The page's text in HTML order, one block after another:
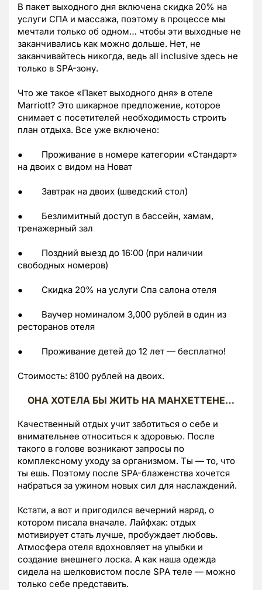
В пакет выходного дня включена скидка 20% на
услуги СПА и массажа, поэтому в процессе мы
мечтали только об одном… чтобы эти выходные не
заканчивались как можно дольше. Нет, не
заканчивайтесь никогда, ведь all inclusive здесь не
только в SPA-зону.
Что же такое «Пакет выходного дня» в отеле
Marriott? Это шикарное предложение, которое
снимает с посетителей необходимость строить
план отдыха. Все уже включено:
● Проживание в номере категории «Стандарт»
на двоих с видом на Новат
● Завтрак на двоих (шведский стол)
● Безлимитный доступ в бассейн, хамам,
тренажерный зал
● Поздний выезд до 16:00 (при наличии
свободных номеров)
● Скидка 20% на услуги Спа салона отеля
● Ваучер номиналом 3,000 рублей в один из
ресторанов отеля
● Проживание детей до 12 лет — бесплатно!
Стоимость: 8100 рублей на двоих.
ОНА ХОТЕЛА БЫ ЖИТЬ НА МАНХЕТТЕНЕ…
Качественный отдых учит заботиться о себе и
внимательнее относиться к здоровью. После
такого в голове возникают запросы по
комплексному уходу за организмом. Ты — то, что
ты ешь. Поэтому после SPA-блаженства хочется
набраться за ужином новых сил для наслаждений.
Кстати, а вот и пригодился вечерний наряд, о
котором писала вначале. Лайфхак: отдых
мотивирует стать лучше, пробуждает любовь.
Атмосфера отеля вдохновляет на улыбки и
создание внешнего лоска. А как наша одежда
сидела на шелковистом после SPA теле — можно
только себе представить.